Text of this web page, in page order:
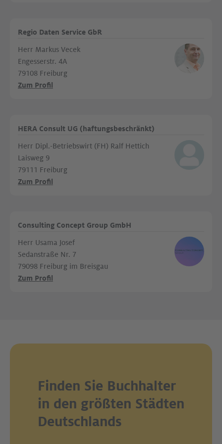
Regio Daten Service GbR
Herr Markus Vecek
Engesserstr. 4A
79108 Freiburg
Zum Profil
HERA Consult UG (haftungsbeschränkt)
Herr Dipl.-Betriebswirt (FH) Ralf Hettich
Laisweg 9
79111 Freiburg
Zum Profil
Consulting Concept Group GmbH
Herr Usama Josef
Sedanstraße Nr. 7
79098 Freiburg im Breisgau
Zum Profil
Finden Sie Buchhalter
in den größten Städten
Deutschlands